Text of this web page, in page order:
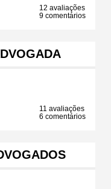
12 avaliações
9 comentários
11 avaliações
6 comentários